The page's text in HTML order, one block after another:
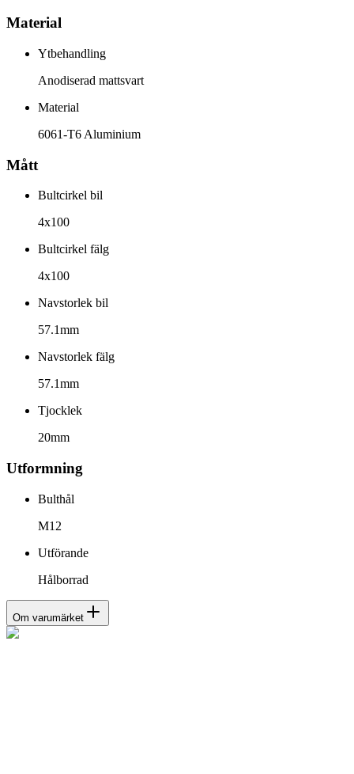
Material
Ytbehandling
Anodiserad mattsvart
Material
6061-T6 Aluminium
Mått
Bultcirkel bil
4x100
Bultcirkel fälg
4x100
Navstorlek bil
57.1mm
Navstorlek fälg
57.1mm
Tjocklek
20mm
Utformning
Bulthål
M12
Utförande
Hålborrad
Om varumärket